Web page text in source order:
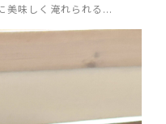
美味しく淹れられる...